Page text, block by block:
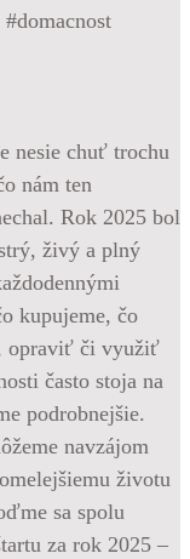
nesie chuť trochu
nám ten
Rok 2025 bol
živý a plný
kupujeme, čo
opraviť či využiť
často stoja na
podrobnejšie.
navzájom
životu
sa spolu
za rok 2025 –